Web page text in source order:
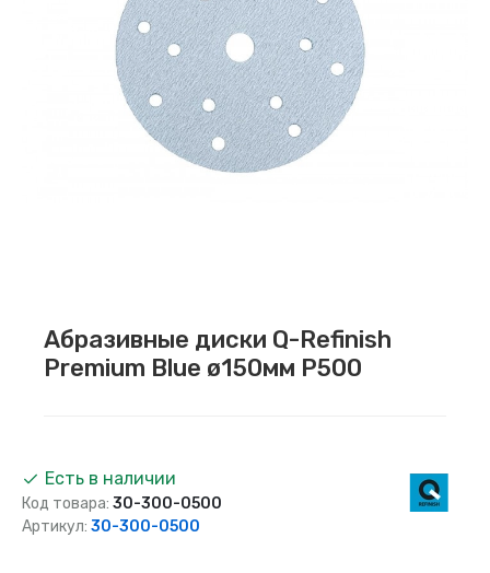
Абразивные диски Q-Refinish
Premium Blue ø150мм P500
Есть в наличии
Код товара: 30-300-0500
Артикул: 30-300-0500